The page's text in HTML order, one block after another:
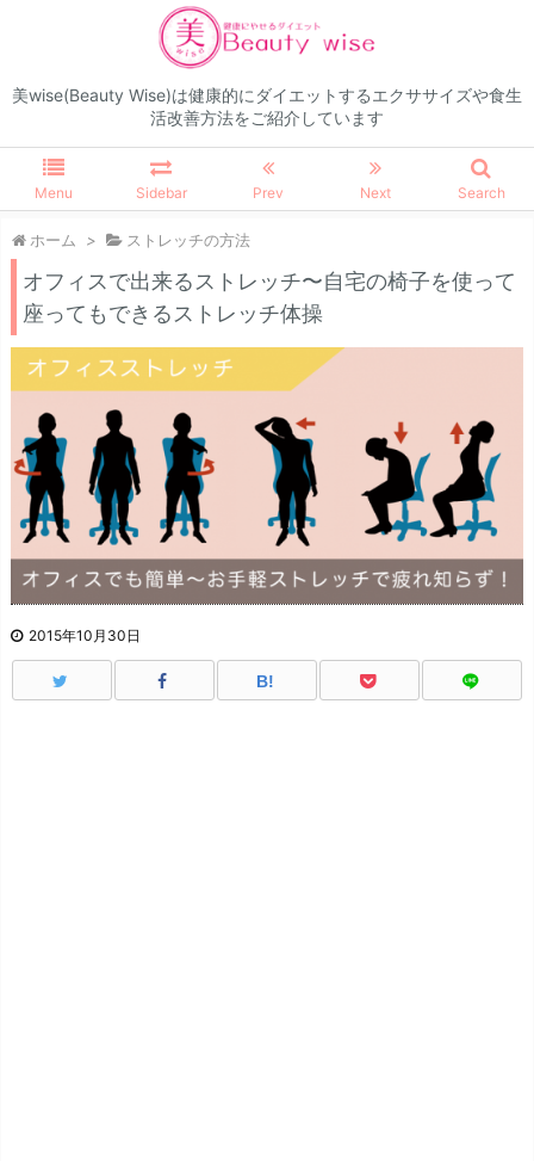
美wise(Beauty Wise)は健康的にダイエットするエクササイズや食生
活改善方法をご紹介しています
Menu Sidebar Prev Next Search
ホーム > ストレッチの方法
オフィスで出来るストレッチ〜自宅の椅子を使って
座ってもできるストレッチ体操
2015年10月30日
B!